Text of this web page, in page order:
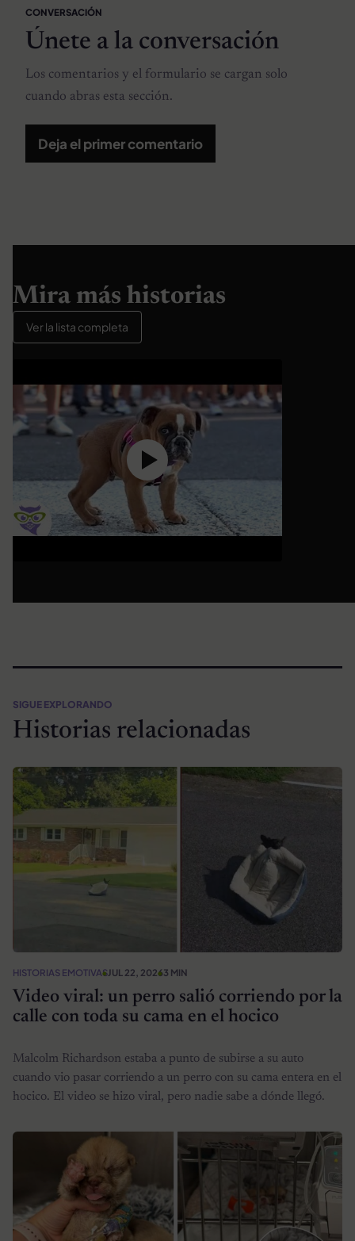
CONVERSACIÓN
Únete a la conversación
Los comentarios y el formulario se cargan solo
cuando abras esta sección.
Deja el primer comentario
Mira más historias
Ver la lista completa
SIGUE EXPLORANDO
Historias relacionadas
HISTORIAS EMOTIVASJUL 22, 20263 MIN
Video viral: un perro salió corriendo por la
calle con toda su cama en el hocico
Malcolm Richardson estaba a punto de subirse a su auto
cuando vio pasar corriendo a un perro con su cama entera en el
hocico. El video se hizo viral, pero nadie sabe a dónde llegó.